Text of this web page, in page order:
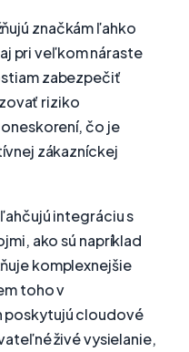
značkám ľahko
pri veľkom náraste
zabezpečiť
riziko
čo je
zákazníckej
integráciu s
ako sú napríklad
komplexnejšie
toho v
cloudové
živé vysielanie,